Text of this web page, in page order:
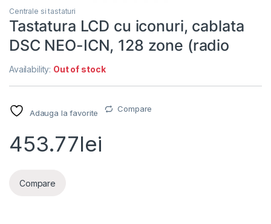
Centrale si tastaturi
Tastatura LCD cu iconuri, cablata
DSC NEO-ICN, 128 zone (radio
Availability: Out of stock
Adauga la favorite Compare
453.77lei
Compare